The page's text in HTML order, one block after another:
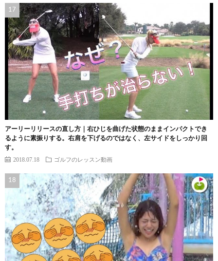
アーリーリリースの直し方｜右ひじを曲げた状態のままインパクトでき
るように素振りする。右肩を下げるのではなく、左サイドをしっかり回
す。
2018.07.18 ゴルフのレッスン動画